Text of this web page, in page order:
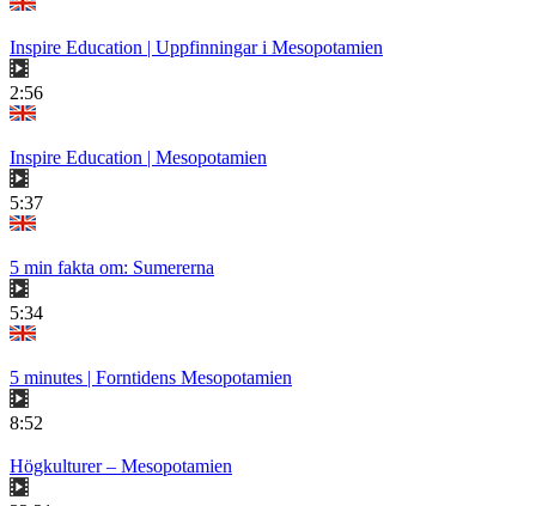
Inspire Education | Uppfinningar i Mesopotamien
2:56
Inspire Education | Mesopotamien
5:37
5 min fakta om: Sumererna
5:34
5 minutes | Forntidens Mesopotamien
8:52
Högkulturer – Mesopotamien